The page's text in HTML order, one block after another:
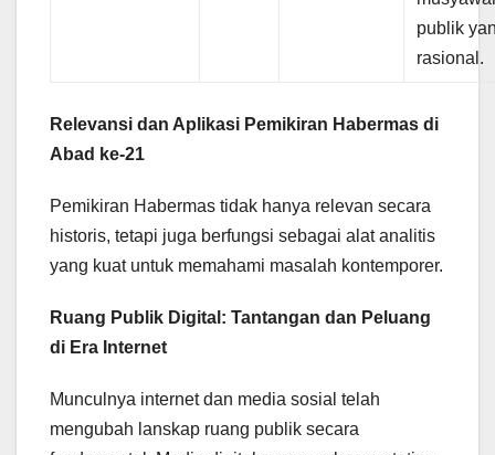
publik
rasional.
Relevansi dan Aplikasi Pemikiran Habermas di
Abad ke-21
Pemikiran Habermas tidak hanya relevan secara
historis, tetapi juga berfungsi sebagai alat analitis
yang kuat untuk memahami masalah kontemporer.
Ruang Publik Digital: Tantangan dan Peluang
di Era Internet
Munculnya internet dan media sosial telah
mengubah lanskap ruang publik secara